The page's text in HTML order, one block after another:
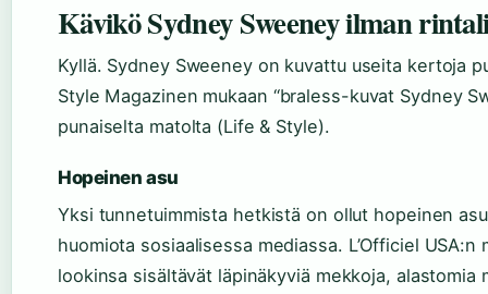
Kävikö Sydney Sweeney ilman
Kyllä. Sydney Sweeney on kuvattu useita kertoja
Style Magazinen mukaan “braless-kuvat Sydney
punaiselta matolta (Life & Style).
Hopeinen asu
Yksi tunnetuimmista hetkistä on ollut hopeinen
huomiota sosiaalisessa mediassa. L’Officiel
lookinsa sisältävät läpinäkyviä mekkoja, alastomia